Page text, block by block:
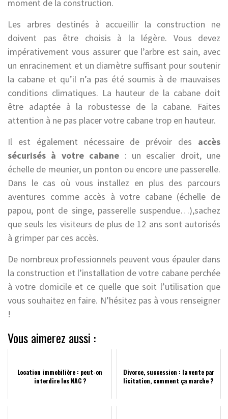
moment de la construction.
Les arbres destinés à accueillir la construction ne
doivent pas être choisis à la légère. Vous devez
impérativement vous assurer que l’arbre est sain, avec
un enracinement et un diamètre suffisant pour soutenir
la cabane et qu’il n’a pas été soumis à de mauvaises
conditions climatiques. La hauteur de la cabane doit
être adaptée à la robustesse de la cabane. Faites
attention à ne pas placer votre cabane trop en hauteur.
Il est également nécessaire de prévoir des accès
sécurisés à votre cabane : un escalier droit, une
échelle de meunier, un ponton ou encore une passerelle.
Dans le cas où vous installez en plus des parcours
aventures comme accès à votre cabane (échelle de
papou, pont de singe, passerelle suspendue…),sachez
que seuls les visiteurs de plus de 12 ans sont autorisés
à grimper par ces accès.
De nombreux professionnels peuvent vous épauler dans
la construction et l’installation de votre cabane perchée
à votre domicile et ce quelle que soit l’utilisation que
vous souhaitez en faire. N’hésitez pas à vous renseigner
!
Vous aimerez aussi :
Location immobilière : peut-on
interdire les NAC ?
Divorce, succession : la vente par
licitation, comment ça marche ?